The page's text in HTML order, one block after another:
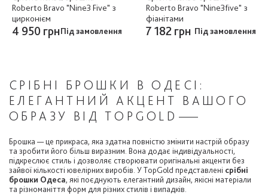
Roberto Bravo "Nine3 Five" з
цирконієм
4 950 грнПід замовлення
Roberto Bravo "Nine3five" з
фіанітами
7 182 грн Під замовлення
СРІБНІ БРОШКИ В ОДЕСІ:
ЕЛЕГАНТНИЙ АКЦЕНТ ВАШОГО
ОБРАЗУ ВІД TOPGOLD
Брошка — це прикраса, яка здатна повністю змінити настрій образу
та зробити його більш виразним. Вона додає індивідуальності,
підкреслює стиль і дозволяє створювати оригінальні акценти без
зайвої кількості ювелірних виробів. У TopGold представлені срібні
брошки Одеса, які поєднують елегантний дизайн, якісні матеріали
та різноманіття форм для різних стилів і випадків.